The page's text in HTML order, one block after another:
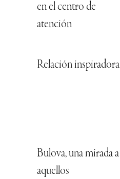
en el centro de
atención
Relación inspiradora
Bulova, una mirada a
aquellos